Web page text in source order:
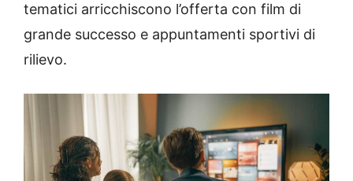
tematici arricchiscono l’offerta con film di
grande successo e appuntamenti sportivi di
rilievo.